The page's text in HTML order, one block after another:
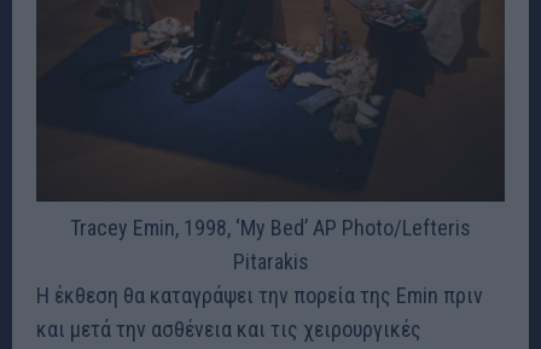
Tracey Emin, 1998, ‘My Bed’AP Photo/Lefteris
Pitarakis
Η έκθεση θα καταγράψει την πορεία της Emin πριν
και μετά την ασθένεια και τις χειρουργικές